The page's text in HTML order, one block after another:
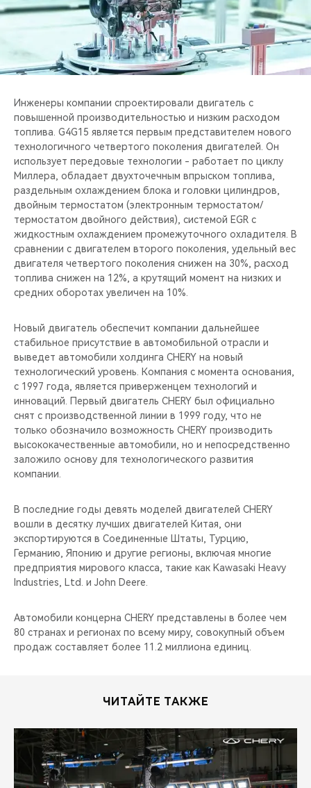
НАШИ МЕРОПРИЯТИЯ
ВИДЕООБЗОРЫ
CHERY ДЛЯ ДЕТЕЙ
Инженеры компании спроектировали двигатель c
повышенной производительностью и низким расходом
топлива. G4G15 является первым представителем нового
технологичного четвертого поколения двигателей. Он
использует передовые технологии - работает по циклу
Миллера, обладает двухточечным впрыском топлива,
раздельным охлаждением блока и головки цилиндров,
двойным термостатом (электронным термостатом/
термостатом двойного действия), системой EGR с
жидкостным охлаждением промежуточного охладителя. В
сравнении с двигателем второго поколения, удельный вес
двигателя четвертого поколения снижен на 30%, расход
топлива снижен на 12%, а крутящий момент на низких и
средних оборотах увеличен на 10%.
Новый двигатель обеспечит компании дальнейшее
стабильное присутствие в автомобильной отрасли и
выведет автомобили холдинга CHERY на новый
технологический уровень. Компания с момента основания,
c 1997 года, является приверженцем технологий и
инноваций. Первый двигатель CHERY был официально
снят с производственной линии в 1999 году, что не
только обозначило возможность CHERY производить
высококачественные автомобили, но и непосредственно
заложило основу для технологического развития
компании.
В последние годы девять моделей двигателей CHERY
вошли в десятку лучших двигателей Китая, они
экспортируются в Соединенные Штаты, Турцию,
Германию, Японию и другие регионы, включая многие
предприятия мирового класса, такие как Kawasaki Heavy
Industries, Ltd. и John Deere.
Автомобили концерна CHERY представлены в более чем
80 странах и регионах по всему миру, совокупный объем
продаж составляет более 11.2 миллиона единиц.
ЧИТАЙТЕ ТАКЖЕ